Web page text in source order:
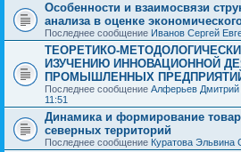
Особенности и взаимосвязи
анализа в оценке
Последнее сообщение Иванов Сергей
ТЕОРЕТИКО-
ИЗУЧЕНИЮ ИННОВАЦИОННОЙ
ПРОМЫШЛЕННЫХ
Последнее сообщение Алферьев Дмитрий
11:51
Динамика и формирование
северных территорий
Последнее сообщение Куратова Эльвина